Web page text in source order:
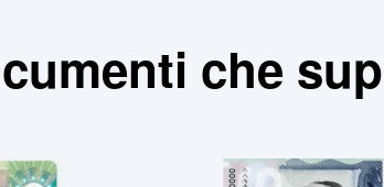
che